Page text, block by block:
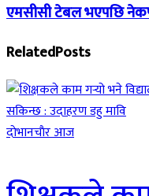
एमसीसी टेबल भएपछि
RelatedPosts
दाेभानचाैर आज